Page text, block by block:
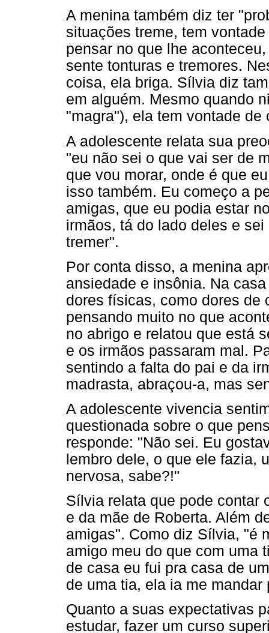
A menina também diz ter
situações treme, tem
pensar no que lhe
sente tonturas e tremores.
coisa, ela briga. Sílvia diz
em alguém. Mesmo quando
"magra"), ela tem vontade de
A adolescente relata sua
"eu não sei o que vai ser de
que vou morar, onde é que
isso também. Eu começo a
amigas, que eu podia estar
irmãos, tá do lado deles e
tremer".
Por conta disso, a menina
ansiedade e insônia. Na
dores físicas, como dores de
pensando muito no que
no abrigo e relatou que está
e os irmãos passaram mal.
sentindo a falta do pai e da
madrasta, abraçou-a, mas
A adolescente vivencia
questionada sobre o que
responde: "Não sei. Eu
lembro dele, o que ele fazia,
nervosa, sabe?!"
Sílvia relata que pode contar
e da mãe de Roberta. Além
amigas". Como diz Sílvia, "é
amigo meu do que com uma
de casa eu fui pra casa de
de uma tia, ela ia me mandar
Quanto a suas expectativas
estudar, fazer um curso